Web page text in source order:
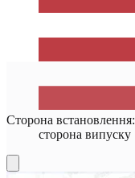
Сторона встановлення:
сторона випуску